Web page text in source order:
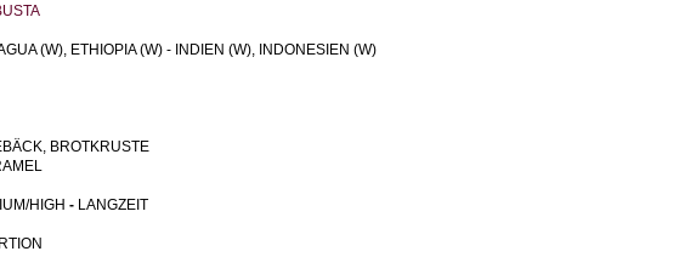
(W), ETHIOPIA (W) - INDIEN (W), INDONESIEN (W)
BROTKRUSTE
HIGH - LANGZEIT